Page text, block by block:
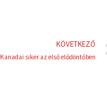
KÖVETKEZŐ
Kanadai siker az első elődöntőben